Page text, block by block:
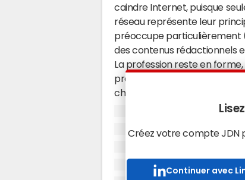
caindre Internet, puisque
réseau représente leur
préoccupe particulièrement
des contenus rédactionnels
La profession reste en
presse française (FNPF),
chuté que de 60 millions
(2005). Les résultats de
comparés à une étude
Créez votre compte JDN
Continuer avec